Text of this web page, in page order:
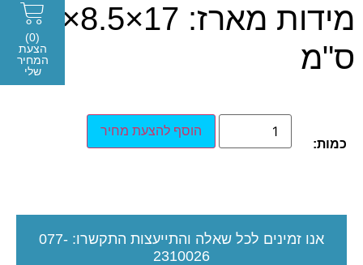
מידות מארז: 17×8.5×8.5
ס"מ
כמות:
הוסף להצעת מחיר
אנו זמינים לכל שאלה והתייעצות התקשרו: 077-
2310026
(0)
הצעת
המחיר
שלי